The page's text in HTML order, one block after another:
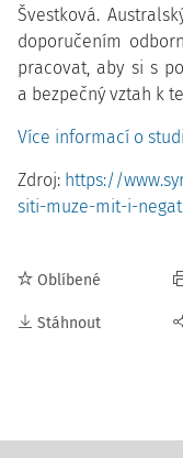
Švestková.
doporučením
pracovat, aby si s
a bezpečný vztah k
Více informací o
Zdroj: https://
siti-muze-mit-i-
Oblíbené
Stáhnout